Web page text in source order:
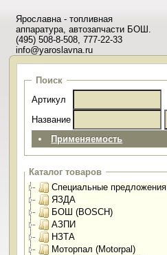
Ярославна - топливная
аппаратура, автозапчасти БОШ.
(495) 508-8-508, 777-22-33
info@yaroslavna.ru
Поиск
Артикул
Название
Применяемость
Каталог товаров
Специальные предложения
ЯЗДА
БОШ (BOSCH)
АЗПИ
НЗТА
Моторпал (Motorpal)